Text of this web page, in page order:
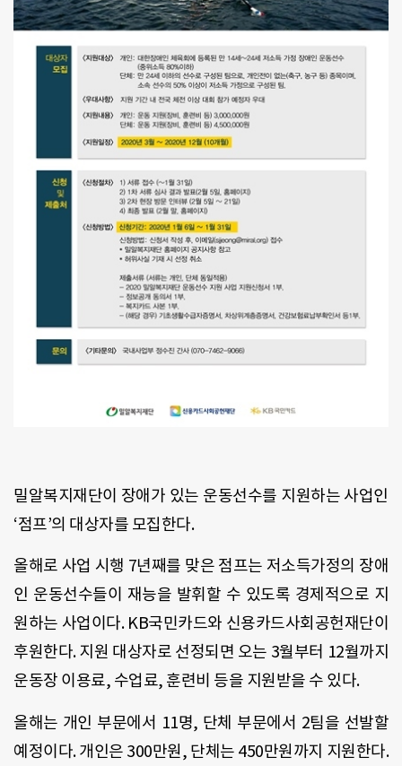
밀알복지재단이 장애가 있는 운동선수를 지원하는 사업인
‘점프’의 대상자를 모집한다.
올해로 사업 시행 7년째를 맞은 점프는 저소득가정의 장애
인 운동선수들이 재능을 발휘할 수 있도록 경제적으로 지
원하는 사업이다. KB국민카드와 신용카드사회공헌재단이
후원한다. 지원 대상자로 선정되면 오는 3월부터 12월까지
운동장 이용료, 수업료, 훈련비 등을 지원받을 수 있다.
올해는 개인 부문에서 11명, 단체 부문에서 2팀을 선발할
예정이다. 개인은 300만원, 단체는 450만원까지 지원한다.